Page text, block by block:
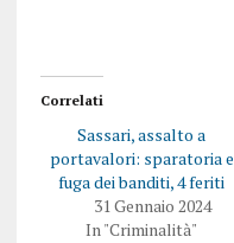
Correlati
Sassari, assalto a
portavalori: sparatoria e
fuga dei banditi, 4 feriti
31 Gennaio 2024
In "Criminalità"